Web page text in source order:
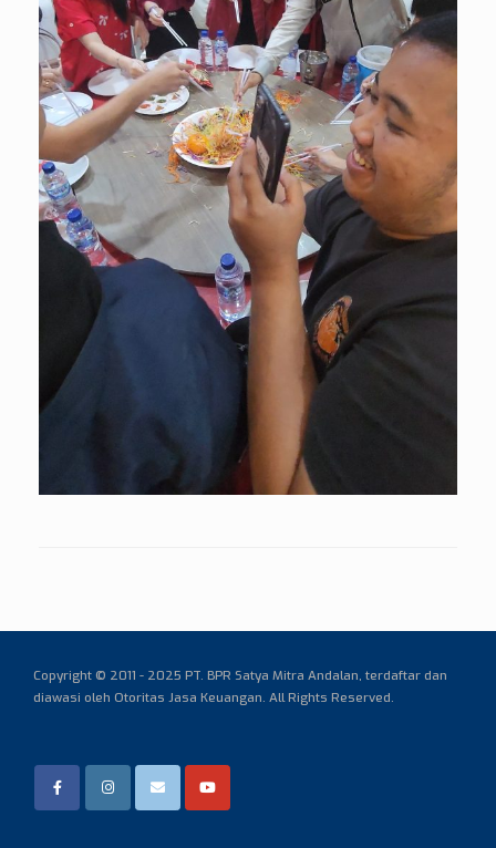
Copyright © 2011 - 2025 PT. BPR Satya Mitra Andalan, terdaftar dan
diawasi oleh Otoritas Jasa Keuangan. All Rights Reserved.